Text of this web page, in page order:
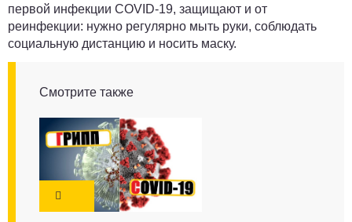
первой инфекции COVID-19, защищают и от
реинфекции: нужно регулярно мыть руки, соблюдать
социальную дистанцию и носить маску.
Смотрите также